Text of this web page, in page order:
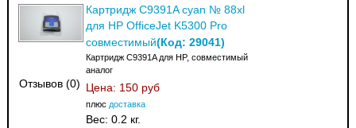
Отзывов (0)
Картридж C9391A cyan № 88xl
для HP OfficeJet K5300 Pro
совместимый(Код:29041)
Картридж C9391A для HP, совместимый
аналог
Цена: 150 руб
плюс доставка
Вес:0.2 кг.